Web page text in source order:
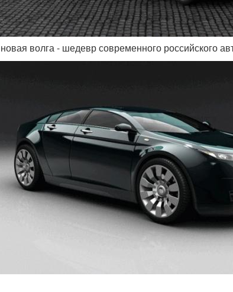
волга - шедевр современного российского